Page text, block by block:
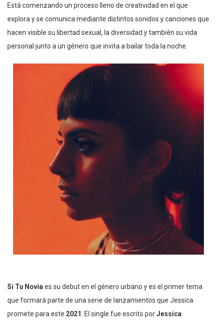
Está comenzando un proceso lleno de creatividad en el que
explora y se comunica mediante distintos sonidos y canciones que
hacen visible su libertad sexual, la diversidad y también su vida
personal junto a un género que invita a bailar toda la noche.
Si Tu Novia es su debut en el género urbano y es el primer tema
que formará parte de una serie de lanzamientos que Jessica
promete para este 2021 . El single fue escrito porJessica